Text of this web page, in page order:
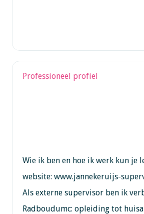
Professioneel profiel
Wie ik ben en hoe ik werk kun je
website: www.jannekeruijs-
Als externe supervisor ben ik
Radboudumc: opleiding tot